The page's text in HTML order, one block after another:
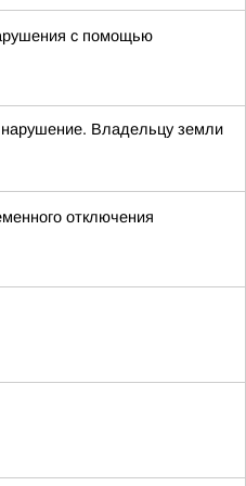
с помощью
нарушение. Владельцу земли
отключения